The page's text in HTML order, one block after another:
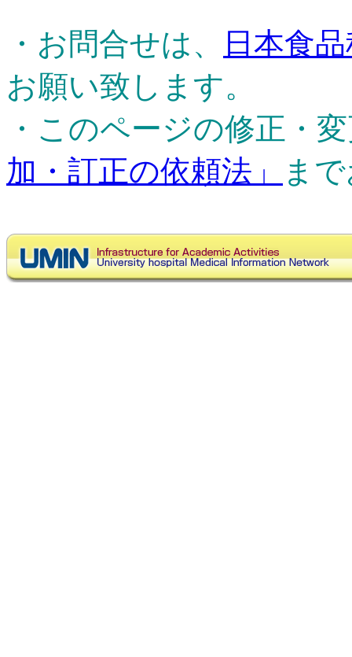
・お問合せは、
日本食
お願い致します。
・このページの修正・
加・訂正の依頼法」
ま